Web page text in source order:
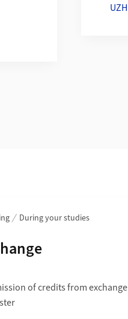
UZH
During your studies
of
of credits from exchange